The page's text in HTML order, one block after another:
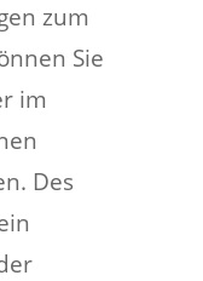
zum
Sie
im
Des